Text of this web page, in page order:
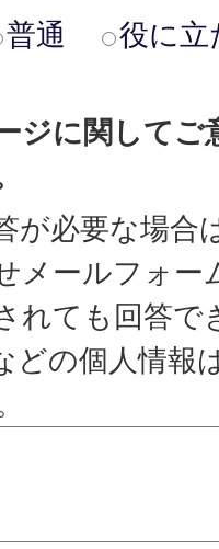
普通 役に立
ジに関してご
が必要な場合
メールフォー
れても回答
どの個人情報